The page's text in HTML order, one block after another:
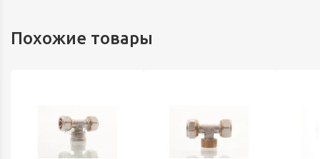
Похожие товары